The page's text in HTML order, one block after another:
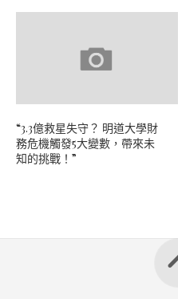
“3.3億救星失守？ 明道大學財
務危機觸發5大變數，帶來未
知的挑戰！”